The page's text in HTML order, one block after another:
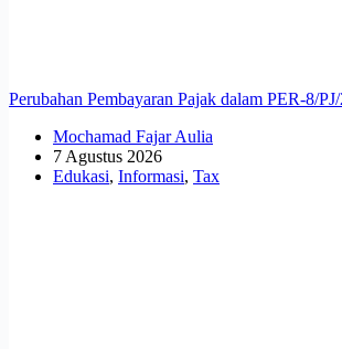
Perubahan Pembayaran Pajak dalam PER-8/
Mochamad Fajar Aulia
7 Agustus 2026
Edukasi, Informasi, Tax